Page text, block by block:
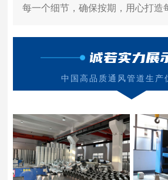
每一个细节，确保按期，用心打造
诚若实力展
中国高品质通风管道生产